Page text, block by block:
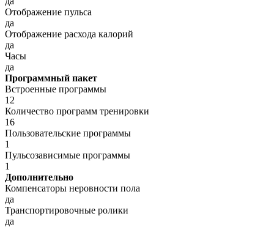
Отображение пульса
да
Отображение расхода калорий
да
Часы
да
Программный пакет
Встроенные программы
12
Количество программ тренировки
16
Пользовательские программы
1
Пульсозависимые программы
1
Дополнительно
Компенсаторы неровности пола
да
Транспортировочные ролики
да